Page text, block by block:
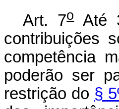
Art. 7oAté
contribuições
competência
poderão ser
restrição do §